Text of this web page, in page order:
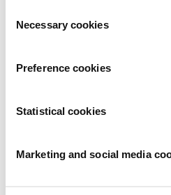
Necessary cookies
Preference cookies
Statistical cookies
Marketing and social media
Gebruiksvoorwaarden
Cookieverklaring